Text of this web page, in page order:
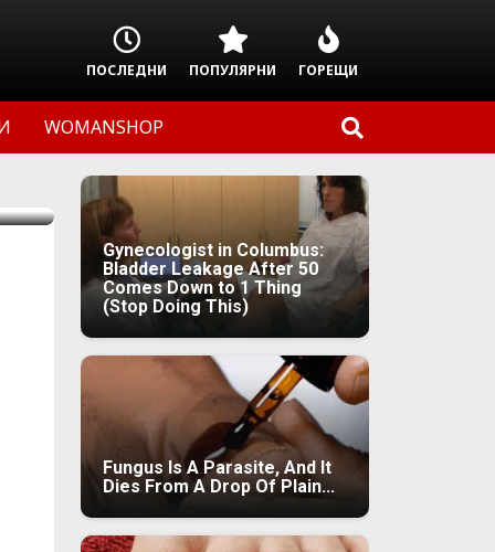
ПОСЛЕДНИ ПОПУЛЯРНИ ГОРЕЩИ
WOMANSHOP
Gynecologist in Columbus:
Bladder Leakage After 50
Comes Down to 1 Thing
(Stop Doing This)
Fungus Is A Parasite, And It
Dies From A Drop Of Plain...